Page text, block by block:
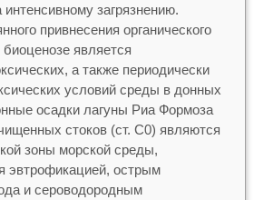
загрязнению.
привнесения органического
является
а также периодически
условий среды в донных
осадки лагуны Риа Формоза
стоков (ст. С0) являются
зоны морской среды,
эвтрофикацией, острым
и сероводородным